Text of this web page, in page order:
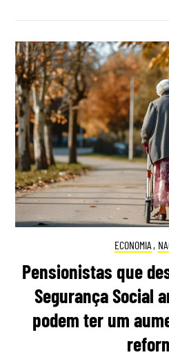
ECONOMIA ,
Pensionistas que
Segurança Social
podem ter um